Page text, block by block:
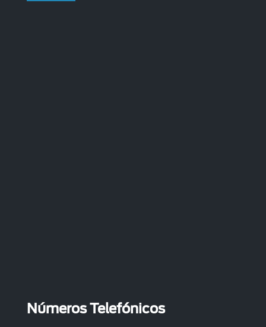
Números Telefónicos